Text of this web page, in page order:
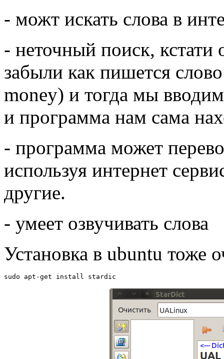
- можт искать слова в
- неточный поиск,
забыли как пишется
money) и тогда мы
и программа нам сама
- программа может
используя интернет
другие.
- умеет озвучивать слова
Установка в ubuntu тоже
sudo apt-get install stardic